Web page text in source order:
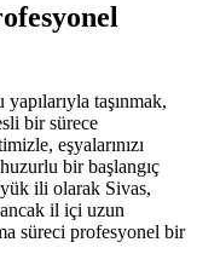
taşınmak,
bir sürece
eşyalarınızı
bir başlangıç
ili olarak Sivas,
il içi uzun
süreci profesyonel bir